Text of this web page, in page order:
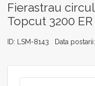
Fierastrau
Topcut 3200 ER
ID: LSM-8143 Data